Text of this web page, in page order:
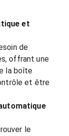
et
de
offrant une
la boîte
et être
le